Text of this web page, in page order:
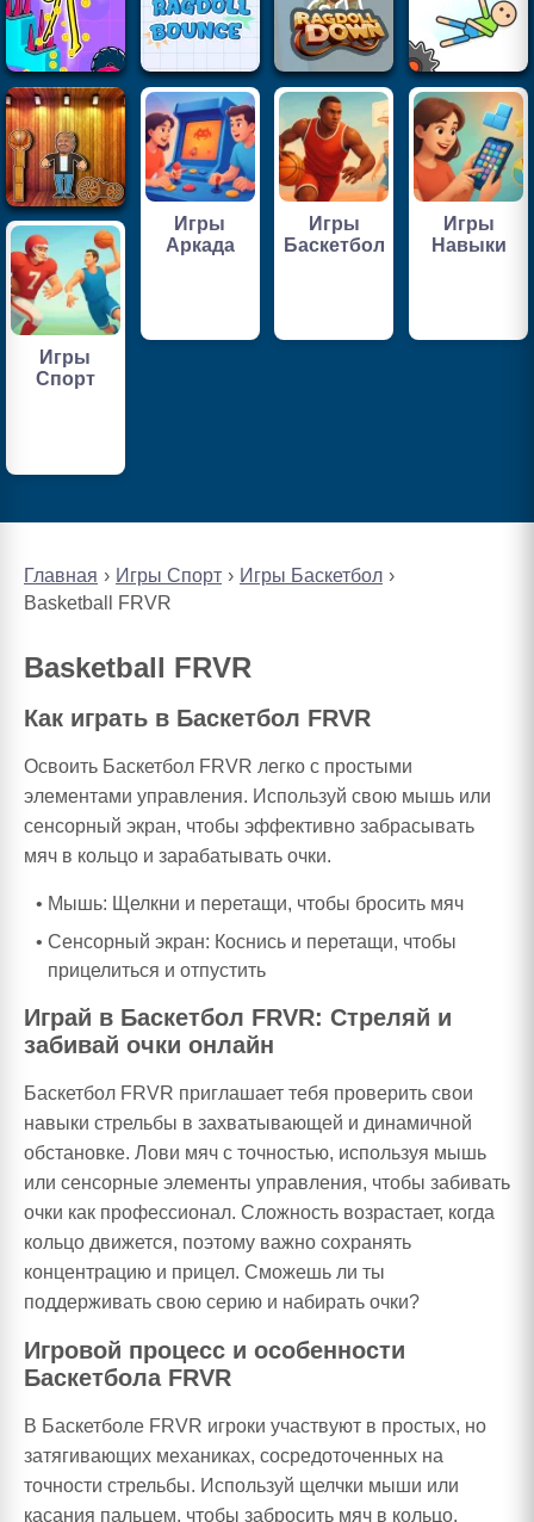
Главная Игры Спорт
Игры Баскетбол
Basketball FRVR
Basketball FRVR
Как играть в Баскетбол FRVR
Освоить Баскетбол FRVR легко с простыми
элементами управления. Используй свою мышь или
сенсорный экран, чтобы эффективно забрасывать
мяч в кольцо и зарабатывать очки.
Мышь: Щелкни и перетащи, чтобы бросить мяч
Сенсорный экран: Коснись и перетащи, чтобы
прицелиться и отпустить
Играй в Баскетбол FRVR: Стреляй и
забивай очки онлайн
Баскетбол FRVR приглашает тебя проверить свои
навыки стрельбы в захватывающей и динамичной
обстановке. Лови мяч с точностью, используя мышь
или сенсорные элементы управления, чтобы забивать
очки как профессионал. Сложность возрастает, когда
кольцо движется, поэтому важно сохранять
концентрацию и прицел. Сможешь ли ты
поддерживать свою серию и набирать очки?
Игровой процесс и особенности
Баскетбола FRVR
В Баскетболе FRVR игроки участвуют в простых, но
затягивающих механиках, сосредоточенных на
точности стрельбы. Используй щелчки мыши или
касания пальцем, чтобы забросить мяч в кольцо,
Игры
Аркада
Игры
Баскетбол
Игры
Навыки
Игры
Спорт